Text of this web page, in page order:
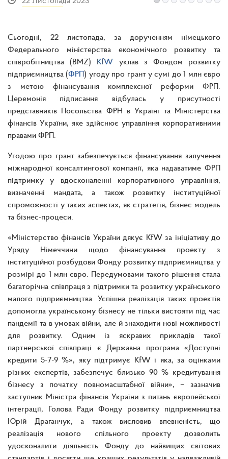
Сьогодні, 22 листопада, за дорученням німецького
Федерального міністерства економічного розвитку та
співробітництва (BMZ) KfW уклав з Фондом розвитку
підприємництва (ФРП) угоду про грант у сумі до 1 млн євро
з метою фінансування комплексної реформи ФРП.
Церемонія підписання відбулась у присутності
представників Посольства ФРН в Україні та Міністерства
фінансів України, яке здійснює управління корпоративними
правами ФРП.
Угодою про грант забезпечується фінансування залучення
міжнародної консалтингової компанії, яка надаватиме ФРП
підтримку у вдосконаленні корпоративного управління,
визначенні мандата, а також розвитку інституційної
спроможності у таких аспектах, як стратегія, бізнес-модель
та бізнес-процеси.
«Міністерство фінансів України дякує KfW за ініціативу до
Уряду Німеччини щодо фінансування проекту з
інституційної розбудови Фонду розвитку підприємництва у
розмірі до 1 млн євро. Передумовами такого рішення стала
багаторічна співпраця з підтримки та розвитку українського
малого підприємництва. Успішна реалізація таких проектів
допомогла українському бізнесу не тільки вистояти під час
пандемії та в умовах війни, але й знаходити нові можливості
для розвитку. Одним із яскравих прикладів такої
партнерської співпраці є Державна програма «Доступні
кредити 5-7-9 %», яку підтримує KfW і яка, за оцінками
різних експертів, забезпечує близько 90 % кредитування
бізнесу з початку повномасштабної війни», – зазначив
заступник Міністра фінансів України з питань європейської
інтеграції, Голова Ради Фонду розвитку підприємництва
Юрій Драганчук, а також висловив впевненість, що
реалізація нового спільного проекту дозволить
удосконалити діяльність Фонду до найвищих світових